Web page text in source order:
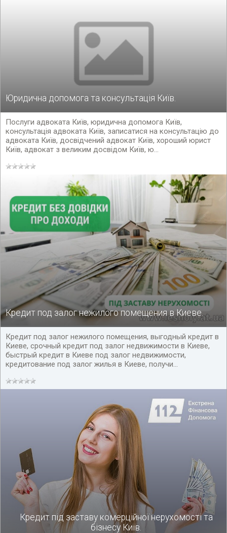
Юридична допомога та консультація Київ.
Послуги адвоката Київ, юридична допомога Київ,
консультація адвоката Київ, записатися на консультацію до
адвоката Київ, досвідчений адвокат Київ, хороший юрист
Київ, адвокат з великим досвідом Київ, ю...
Кредит под залог нежилого помещения в Киеве.
Кредит под залог нежилого помещения, выгодный кредит в
Киеве, срочный кредит под залог недвижимости в Киеве,
быстрый кредит в Киеве под залог недвижимости,
кредитование под залог жилья в Киеве, получи...
Кредит під заставу комерційної нерухомості та
бізнесу Київ.